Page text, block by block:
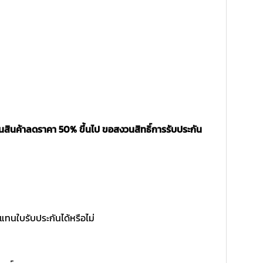
นค้าลดราคา 50% ขึ้นไป ขอสงวนสิทธิ์การรับประกัน
นใบรับประกันได้หรือไม่